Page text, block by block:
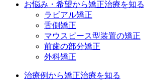
お悩み・希望から矯正治療を知る
ラビアル矯正
舌側矯正
マウスピース型装置の矯正
前歯の部分矯正
外科矯正
治療例から矯正治療を知る